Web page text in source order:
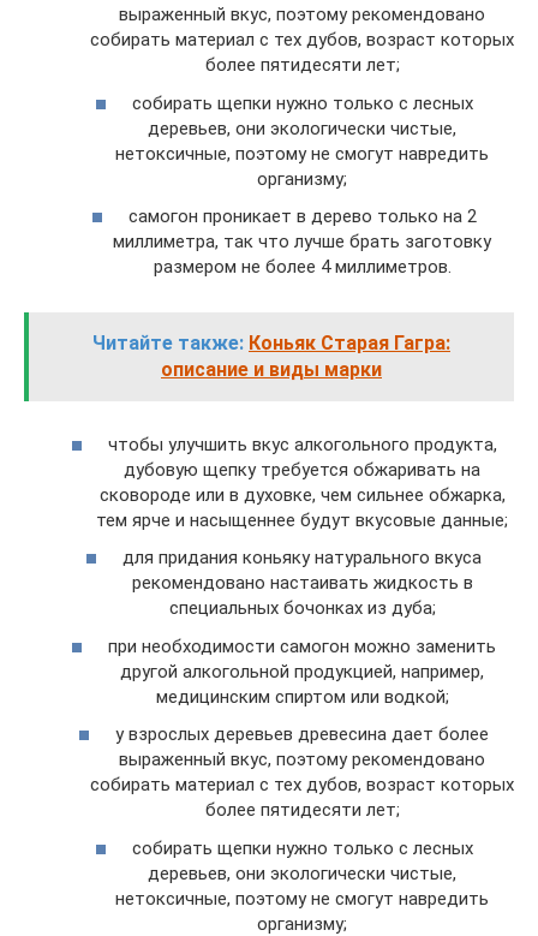
выраженный вкус, поэтому рекомендовано
собирать материал с тех дубов, возраст которых
более пятидесяти лет;
собирать щепки нужно только с лесных
деревьев, они экологически чистые,
нетоксичные, поэтому не смогут навредить
организму;
самогон проникает в дерево только на 2
миллиметра, так что лучше брать заготовку
размером не более 4 миллиметров.
Читайте также: Коньяк Старая Гагра:
описание и виды марки
чтобы улучшить вкус алкогольного продукта,
дубовую щепку требуется обжаривать на
сковороде или в духовке, чем сильнее обжарка,
тем ярче и насыщеннее будут вкусовые данные;
для придания коньяку натурального вкуса
рекомендовано настаивать жидкость в
специальных бочонках из дуба;
при необходимости самогон можно заменить
другой алкогольной продукцией, например,
медицинским спиртом или водкой;
у взрослых деревьев древесина дает более
выраженный вкус, поэтому рекомендовано
собирать материал с тех дубов, возраст которых
более пятидесяти лет;
собирать щепки нужно только с лесных
деревьев, они экологически чистые,
нетоксичные, поэтому не смогут навредить
организму;